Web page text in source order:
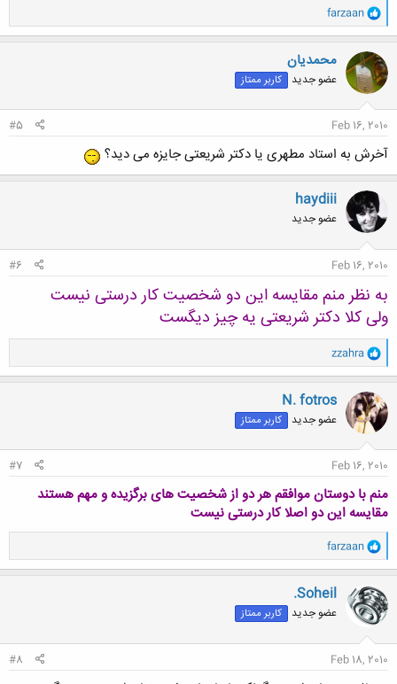
و
ا
ک
ن
ش
ه
ا
farzaan
محمدیان
عضو جدید کاربر ممتاز
Feb 16, 2010
#5
آخرش به استاد مطهری یا دکتر شریعتی جایزه می دید؟
haydiii
عضو جدید
Feb 16, 2010
#6
به نظر منم مقایسه این دو شخصیت کار درستی نیست
ولی کلا دکتر شریعتی یه چیز دیگست
و
ا
ک
ن
ش
ه
ا
zzahra
N. fotros
عضو جدید کاربر ممتاز
Feb 16, 2010
#7
منم با دوستان موافقم هر دو از شخصیت های برگزیده و مهم هستند
مقایسه این دو اصلا کار درستی نیست
و
ا
ک
ن
ش
ه
farzaan
.Soheil
عضو جدید کاربر ممتاز
Feb 18, 2010
#8